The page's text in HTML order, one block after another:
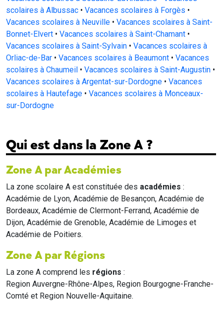
scolaires à Albussac • Vacances scolaires à Forgès •
Vacances scolaires à Neuville • Vacances scolaires à Saint-
Bonnet-Elvert • Vacances scolaires à Saint-Chamant •
Vacances scolaires à Saint-Sylvain • Vacances scolaires à
Orliac-de-Bar • Vacances scolaires à Beaumont • Vacances
scolaires à Chaumeil • Vacances scolaires à Saint-Augustin •
Vacances scolaires à Argentat-sur-Dordogne • Vacances
scolaires à Hautefage • Vacances scolaires à Monceaux-
sur-Dordogne
Qui est dans la Zone A ?
Zone A par Académies
La zone scolaire A est constituée des académies :
Académie de Lyon, Académie de Besançon, Académie de
Bordeaux, Académie de Clermont-Ferrand, Académie de
Dijon, Académie de Grenoble, Académie de Limoges et
Académie de Poitiers.
Zone A par Régions
La zone A comprend les régions :
Region Auvergne-Rhône-Alpes, Region Bourgogne-Franche-
Comté et Region Nouvelle-Aquitaine.